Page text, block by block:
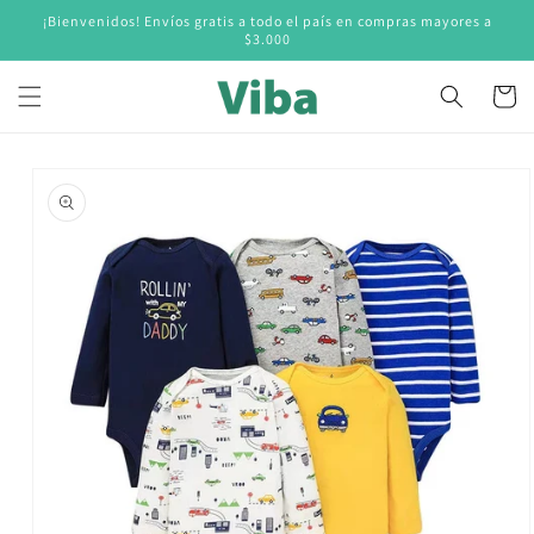
directamente
¡Bienvenidos! Envíos gratis a todo el país en compras mayores a
$3.000
Carrito
información